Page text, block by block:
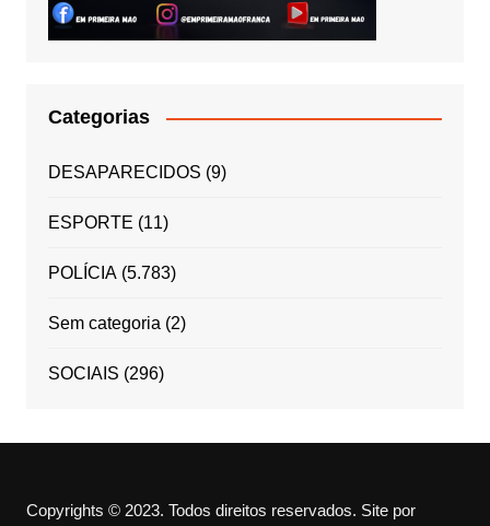
Categorias
DESAPARECIDOS (9)
ESPORTE (11)
POLÍCIA(5.783)
Sem categoria(2)
SOCIAIS (296)
Copyrights © 2023. Todos direitos reservados. Site por